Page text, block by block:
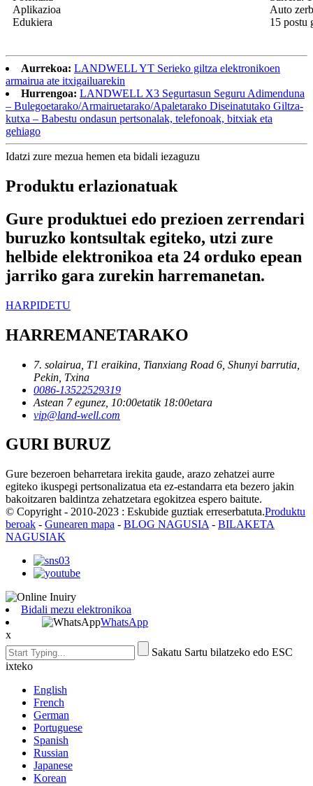
Aplikazioa
Auto
Edukiera
15 postu
Aurrekoa: LANDWELL YT Serieko giltza elektronikoen
armairua ate itxigailuarekin
Hurrengoa: LANDWELL X3 Segurtasun Seguru Adimenduna
– Bulegoetarako/Armairuetarako/Apaletarako Diseinatutako Giltza-
kutxa – Babestu ondasun pertsonalak, telefonoak, bitxiak eta
gehiago
Idatzi zure mezua hemen eta bidali iezaguzu
Produktu erlazionatuak
Gure produktuei edo prezioen zerrendari
buruzko kontsultak egiteko, utzi zure
helbide elektronikoa eta 24 orduko epean
jarriko gara zurekin harremanetan.
HARPIDETU
HARREMANETARAKO
7. solairua, T1 eraikina, Tianxiang Road 6, Shunyi barrutia,
Pekin, Txina
0086-13522529319
Astean 7 egunez, 10:00etatik 18:00etara
vip@land-well.com
GURI BURUZ
Gure bezeroen beharretara irekita gaude, arazo zehatzei aurre
egiteko ikuspegi pertsonalizatua eta ez-estandarra eta bezero jakin
bakoitzaren baldintza zehatzetara egokitzea espero baitute.
© Copyright - 2010-2023 : Eskubide guztiak erreserbatuta.Produktu
beroak - Gunearen mapa - BLOG NAGUSIA - BILAKETA
NAGUSIAK
Bidali mezu elektronikoa
WhatsApp
x
Sakatu Sartu bilatzeko edo ESC
ixteko
English
French
German
Portuguese
Spanish
Russian
Japanese
Korean